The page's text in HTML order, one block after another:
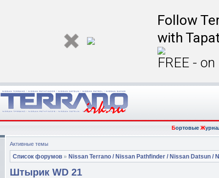
Follow
with
FREE -
БортовыеЖ
Активные темы
Список форумов » Nissan Terrano / Nissan Pathfinder / Nissan Datsun /
Штырик WD 21